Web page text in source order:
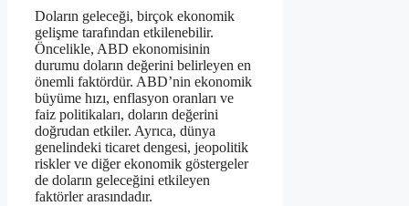
Doların geleceği, birçok ekonomik
gelişme tarafından etkilenebilir.
Öncelikle, ABD ekonomisinin
durumu doların değerini belirleyen en
önemli faktördür. ABD’nin ekonomik
büyüme hızı, enflasyon oranları ve
faiz politikaları, doların değerini
doğrudan etkiler. Ayrıca, dünya
genelindeki ticaret dengesi, jeopolitik
riskler ve diğer ekonomik göstergeler
de doların geleceğini etkileyen
faktörler arasındadır.